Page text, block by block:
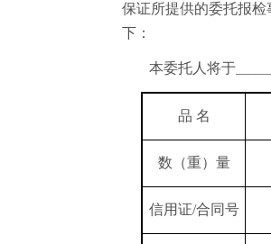
保证所提供的委托报
下：
本委托人将于
品 名
数（重）量
信用证/合同号